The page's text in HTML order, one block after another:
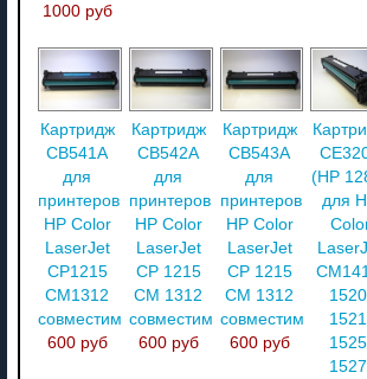
1000 руб
Картридж
CB541A
для
принтеров
HP Color
LaserJet
CP1215
CM1312
совместимый
600 руб
Картридж
CB542A
для
принтеров
HP Color
LaserJet
CP 1215
CM 1312
совместимый
600 руб
Картридж
CB543A
для
принтеров
HP Color
LaserJet
CP 1215
CM 1312
совместимый
600 руб
(HP
для